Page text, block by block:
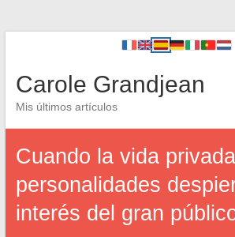
Carole Grandjean
Mis últimos artículos
Cuando la vida
personalidades
interés del gran